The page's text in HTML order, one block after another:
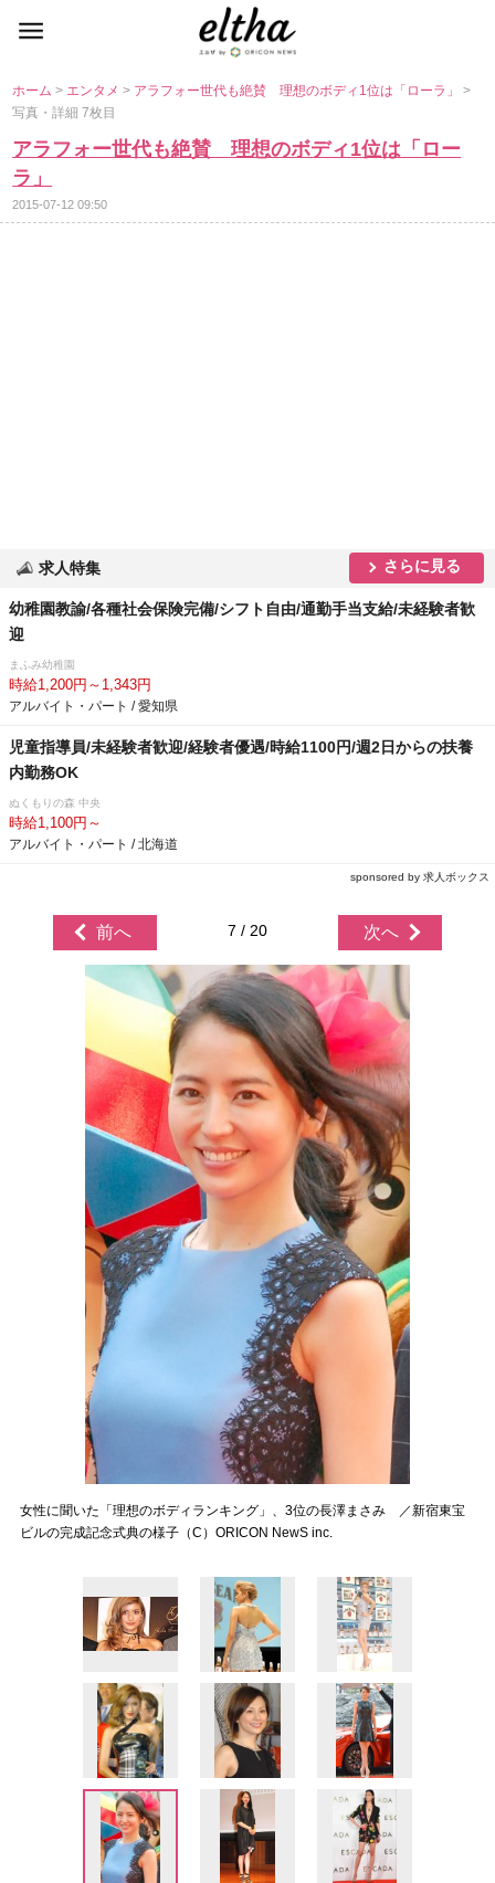
ホーム> エンタメ> アラフォー世代も絶賛 理想のボディ1位は「ローラ」>
写真・詳細 7枚目
アラフォー世代も絶賛 理想のボディ1位は「ロー
ラ」
2015-07-12 09:50
求人特集 さらに見る
幼稚園教諭/各種社会保険完備/シフト自由/通勤手当支給/未経験者歓
迎
まふみ幼稚園
時給1,200円～1,343円
アルバイト・パート / 愛知県
児童指導員/未経験者歓迎/経験者優遇/時給1100円/週2日からの扶養
内勤務OK
ぬくもりの森 中央
時給1,100円～
アルバイト・パート / 北海道
sponsored by 求人ボックス
前へ 7 / 20 次へ
女性に聞いた「理想のボディランキング」、3位の長澤まさみ ／新宿東宝
ビルの完成記念式典の様子（C）ORICON NewS inc.